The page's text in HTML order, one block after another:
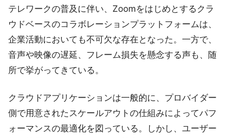
テレワークの普及に伴い、Zoomをはじめとするクラ
ウドベースのコラボレーションプラットフォームは、
企業活動においても不可欠な存在となった。一方で、
音声や映像の遅延、フレーム損失を懸念する声も、随
所で挙がってきている。
クラウドアプリケーションは一般的に、プロバイダー
側で用意されたスケールアウトの仕組みによってパフ
ォーマンスの最適化を図っている。しかし、ユーザー